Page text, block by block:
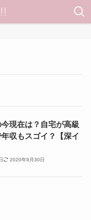
現在は？自宅が高級
収もスゴイ？【深イ
2020年9月30日